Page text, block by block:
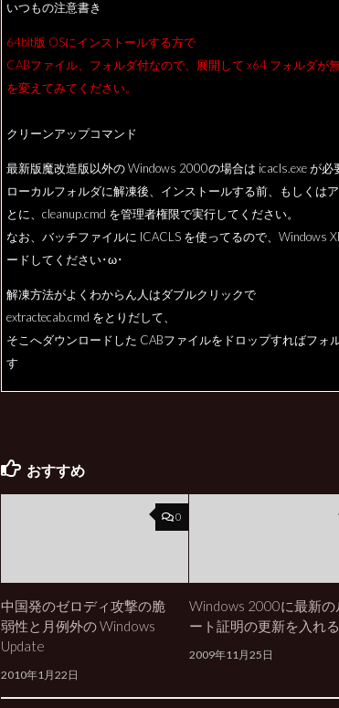
いつもの注意書き
64bit版 OSにインストールする方で
CABファイル、フォルダ付なので、展開して x64 フォルダが
を変えてみてください。
クリーンアップコマンド
最新版魔改造版以外の Windows 2000の場合は icacls.exe が必
ローカルフォルダに解凍後、インストールする前、もしくは
とに、cleanup.cmd を管理者権限で実行してください。
なお、バッチファイルに ICACLS を使ってるので、Windows
ードしてください･ω･
解凍方法がよくわからん人はダブルクリックで
extractecab.cmd をとりだして、
そこへダウンロードした CABファイルをドロップすればフォ
す
おすすめ
0
中国発のゼロディ攻撃の脆
弱性と月例外の Windows
Update
2010年1月22日
Windows 2000に最新の
ート証明の更新を入れる
2009年11月25日